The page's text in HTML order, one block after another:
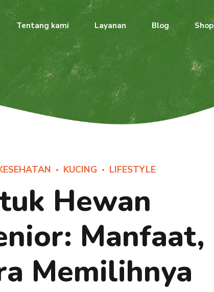
Tentang kami Layanan Blog Shop
KUCING LIFESTYLE
Hewan
Manfaat,
Memilihnya